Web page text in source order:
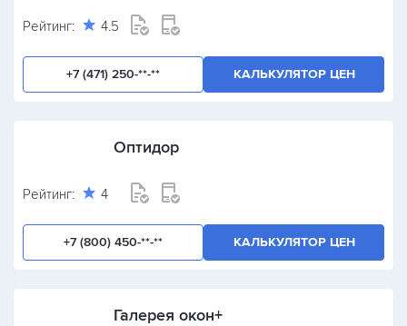
Рейтинг: 4.5
+7 (471) 250-**-** КАЛЬКУЛЯТОР ЦЕН
Оптидор
Рейтинг: 4
+7 (800) 450-**-** КАЛЬКУЛЯТОР ЦЕН
Галерея окон+